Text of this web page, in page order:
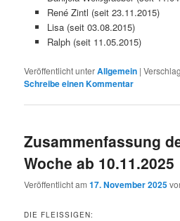
René Zintl (seit 23.11.2015)
Lisa (seit 03.08.2015)
Ralph (seit 11.05.2015)
Veröffentlicht unterAllgemein |
Schreibe einen Kommentar
Zusammenfassung
Woche ab 10.11.2025
Veröffentlicht am17. November 2025
DIE FLEISSIGEN: